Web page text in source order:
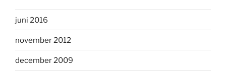
juni 2016
november 2012
december 2009